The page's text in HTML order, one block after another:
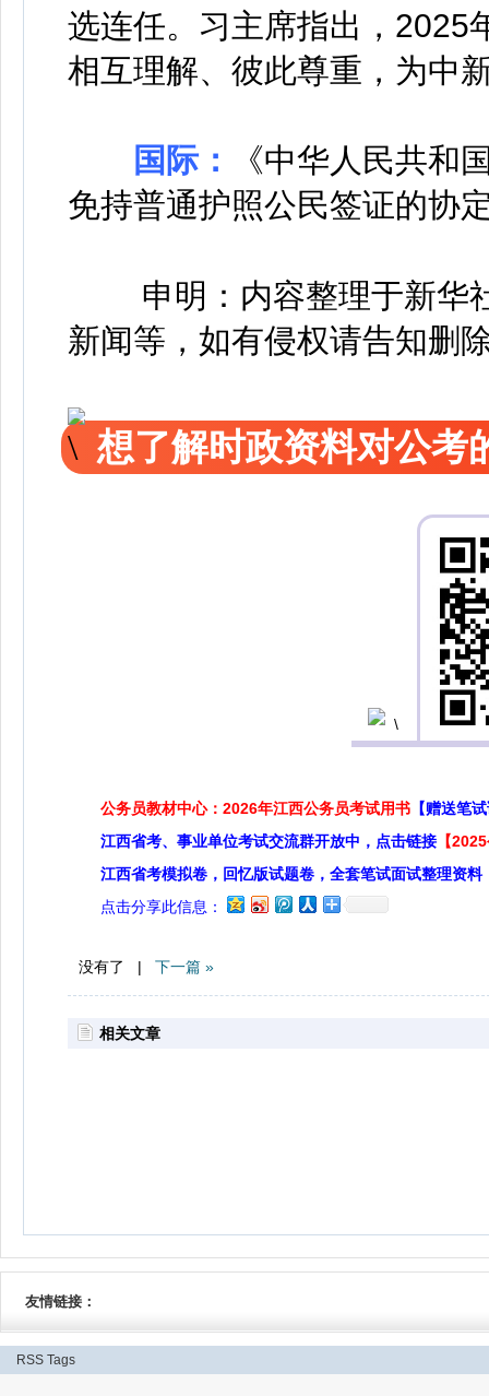
选连任。习主席指出，2025
相互理解、彼此尊重，为中
国际：
《中华人民共和
免持普通护照公民签证的协
申明：内容整理于新华
新闻等，如有侵权请告知删
想了解时政资料对公考
公务员教材中心：2026年江西公务员考试用书 【赠送笔
江西省考、事业单位考试交流群开放中，点击链接 【
江西省考模拟卷，回忆版试题卷，全套笔试面试整理资料
点击分享此信息：
没有了 | 下一篇 »
相关文章
友情链接：
RSS Tags